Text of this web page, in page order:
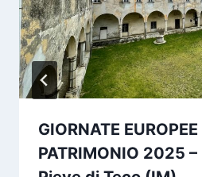
GIORNATE
PATRIMONIO 2025